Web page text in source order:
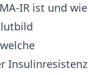
IR ist und wie
Insulinresistenz